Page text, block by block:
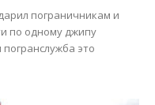
пограничникам и
по одному джипу
это